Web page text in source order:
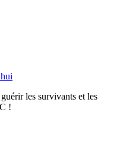
les survivants et les
!